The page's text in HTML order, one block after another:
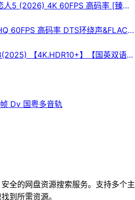
人5 (2026) 4K 60FPS 高码率 [臻彩
60FPS 高码率 DTS环绕声&FLAC
英
【4K.HDR10+】【国英双语/
双语特效四字幕】
Dv 国粤多音轨
全的网盘资源搜索服务。支持多个主
到所需资源。